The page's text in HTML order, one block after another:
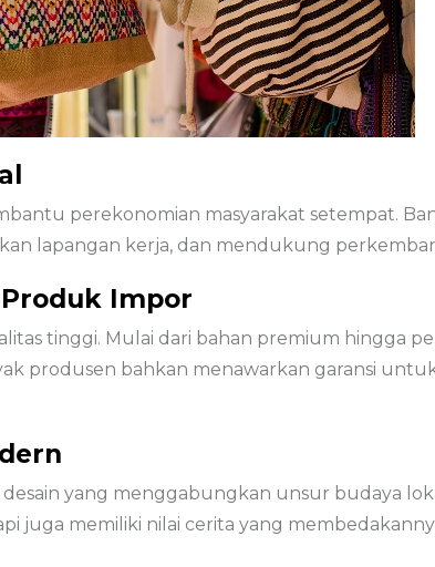
perekonomian masyarakat setempat.
lapangan kerja, dan mendukung
Impor
tinggi. Mulai dari bahan premium hingga
produsen bahkan menawarkan garansi
yang menggabungkan unsur budaya
juga memiliki nilai cerita yang